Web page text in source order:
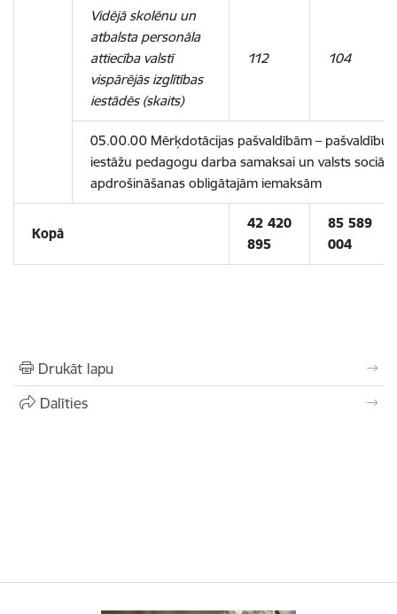
Vidējā skolēnu un
atbalsta personāla
attiecība valstī
vispārējās izglītības
iestādēs (skaits)
112 104
05.00.00 Mērķdotācijas pašvaldībām – pašvaldību
iestāžu pedagogu darba samaksai un valsts
apdrošināšanas obligātajām iemaksām
Kopā
42 420
895
85 589
004
Drukāt lapu
Dalīties